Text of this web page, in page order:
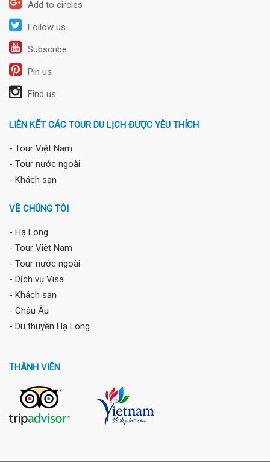
Add to circles
Follow us
Subscribe
Pin us
Find us
LIÊN KẾT CÁC TOUR DU LỊCH ĐƯỢC YÊU THÍCH
- Tour Việt Nam
- Tour nước ngoài
- Khách sạn
VỀ CHÚNG TÔI
- Hạ Long
- Tour Việt Nam
- Tour nước ngoài
- Dịch vụ Visa
- Khách sạn
- Châu Âu
- Du thuyền Hạ Long
THÀNH VIÊN